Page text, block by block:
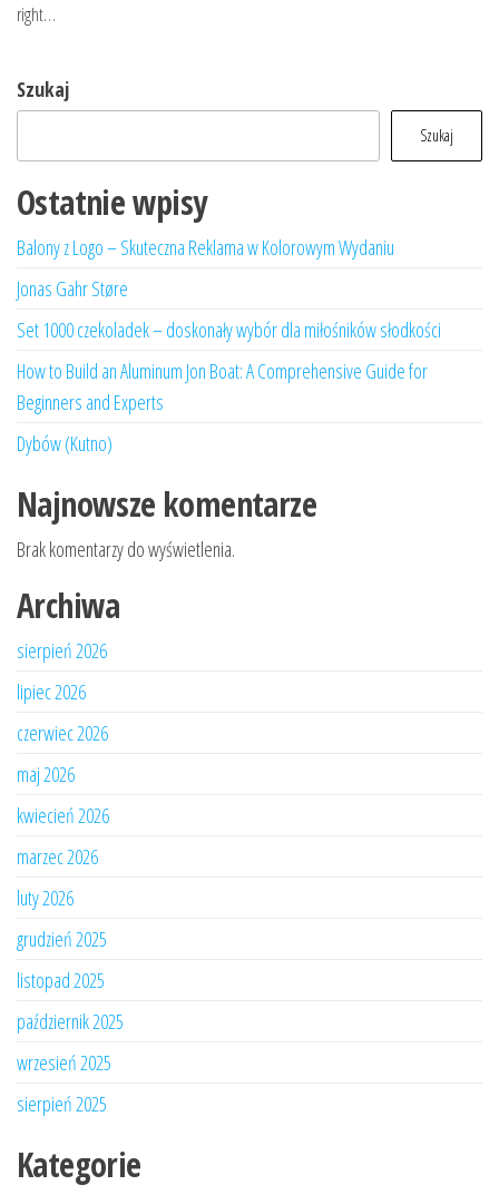
right…
Szukaj
Szukaj
Ostatnie wpisy
Balony z Logo – Skuteczna Reklama w Kolorowym Wydaniu
Jonas Gahr Støre
Set 1000 czekoladek – doskonały wybór dla miłośników słodkości
How to Build an Aluminum Jon Boat: A Comprehensive Guide for
Beginners and Experts
Dybów (Kutno)
Najnowsze komentarze
Brak komentarzy do wyświetlenia.
Archiwa
sierpień 2026
lipiec 2026
czerwiec 2026
maj 2026
kwiecień 2026
marzec 2026
luty 2026
grudzień 2025
listopad 2025
październik 2025
wrzesień 2025
sierpień 2025
Kategorie